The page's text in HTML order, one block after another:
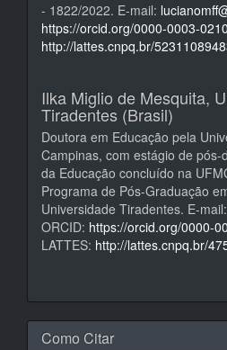
- 1822/2022. E-mail:
https://orcid.org/0000-0003-
http://lattes.cnpq.br/
Ilka Miglio de Mesquita,
Tiradentes (Brasil)
Doutora em Educação pela
Campinas, com estágio de
da Educação concluído na
Programa de Pós-Graduação
Universidade Tiradentes. E-mail:
ORCID: https://orcid.org/0000-
LATTES: http://lattes.cnpq.br/
Como Citar